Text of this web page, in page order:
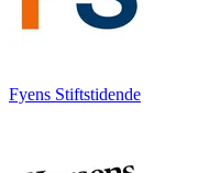
Fyens Stiftstidende